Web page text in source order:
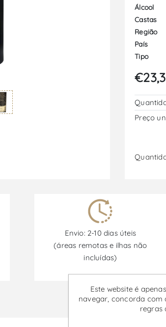
Álcool
Castas
Região
País
Tipo
Preço
Envio: 2-10 dias úteis
(áreas remotas e ilhas não
incluídas)
Promoções
Este website é
navegar, concorda com
regras